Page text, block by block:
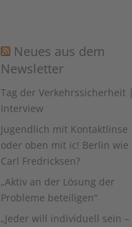
Neues aus dem
Newsletter
Tag der Verkehrssicherheit |
Interview
Jugendlich mit Kontaktlinse
oder oben mit ic! Berlin wie
Carl Fredricksen?
„Aktiv an der Lösung der
Probleme beteiligen“
„Jeder will individuell sein –